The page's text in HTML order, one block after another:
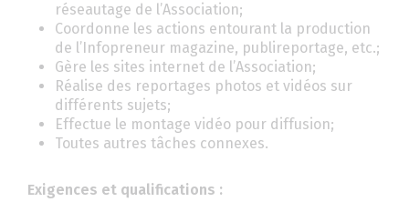
réseautage de l’Association;
Coordonne les actions entourant la production
de l’Infopreneur magazine, publireportage, etc.;
Gère les sites internet de l’Association;
Réalise des reportages photos et vidéos sur
différents sujets;
Effectue le montage vidéo pour diffusion;
Toutes autres tâches connexes.
Exigences et qualifications :